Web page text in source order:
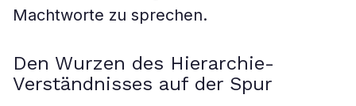
Machtworte zu sprechen.
Den Wurzen des Hierarchie-
Verständnisses auf der Spur